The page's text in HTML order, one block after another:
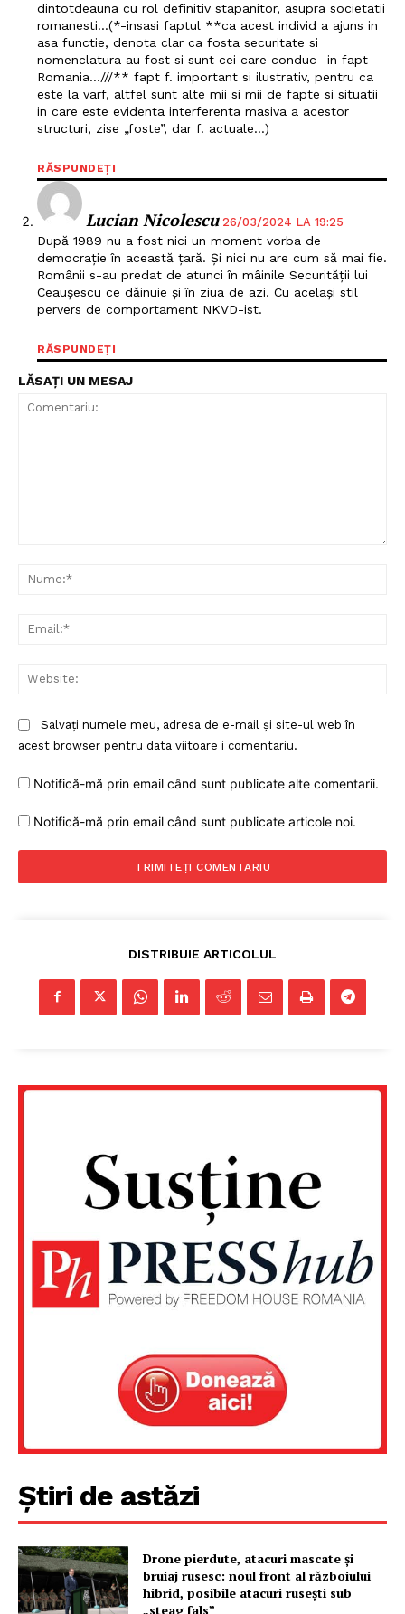
Proiecte editoriale
Contact
dintotdeauna cu rol definitiv stapanitor, asupra societatii
romanesti…(*-insasi faptul **ca acest individ a ajuns in
asa functie, denota clar ca fosta securitate si
nomenclatura au fost si sunt cei care conduc -in fapt-
Romania…///** fapt f. important si ilustrativ, pentru ca
este la varf, altfel sunt alte mii si mii de fapte si situatii
in care este evidenta interferenta masiva a acestor
structuri, zise „foste”, dar f. actuale…)
RĂSPUNDEȚI
Lucian Nicolescu 26/03/2024 LA 19:25
După 1989 nu a fost nici un moment vorba de
democrație în această țară. Și nici nu are cum să mai fie.
Românii s-au predat de atunci în mâinile Securității lui
Ceaușescu ce dăinuie și în ziua de azi. Cu același stil
pervers de comportament NKVD-ist.
RĂSPUNDEȚI
LĂSAȚI UN MESAJ
Salvați numele meu, adresa de e-mail și site-ul web în
acest browser pentru data viitoare i comentariu.
Notifică-mă prin email când sunt publicate alte comentarii.
Notifică-mă prin email când sunt publicate articole noi.
DISTRIBUIE ARTICOLUL
Știri de astăzi
Drone pierdute, atacuri mascate și
bruiaj rusesc: noul front al războiului
hibrid, posibile atacuri rusești sub
„steag fals”